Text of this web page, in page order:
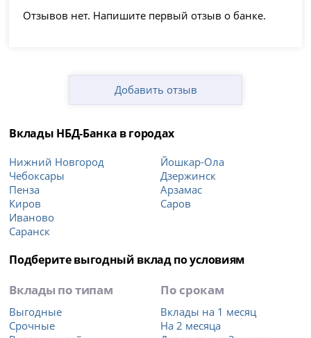
Отзывов нет. Напишите первый отзыв о банке.
Добавить отзыв
Вклады НБД-Банка в городах
Нижний Новгород
Чебоксары
Пенза
Киров
Иваново
Саранск
Йошкар-Ола
Дзержинск
Арзамас
Саров
Подберите выгодный вклад по условиям
Вклады по типам
Выгодные
Срочные
По срокам
Вклады на 1 месяц
На 2 месяца